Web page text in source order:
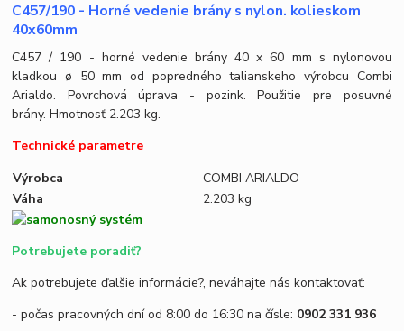
C457/190 - Horné vedenie brány s nylon. kolieskom
40x60mm
C457 / 190 - horné vedenie brány 40 x 60 mm s nylonovou
kladkou ø 50 mm od popredného talianskeho výrobcu Combi
Arialdo. Povrchová úprava - pozink. Použitie pre posuvné
brány. Hmotnosť 2.203 kg.
Technické parametre
Výrobca
COMBI ARIALDO
Váha
2.203 kg
Potrebujete poradiť?
Ak potrebujete ďalšie informácie?, neváhajte nás kontaktovať:
- počas pracovných dní od 8:00 do 16:30 na čísle: 0902 331 936